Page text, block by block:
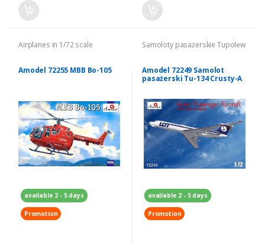
Airplanes in 1/72 scale
Amodel 72255 MBB Bo-105
available 2 - 5 days
Promotion
Samoloty pasażerskie Tupolew
Amodel 72249 Samolot
pasażerski Tu-134 Crusty-A
available 2 - 5 days
Promotion